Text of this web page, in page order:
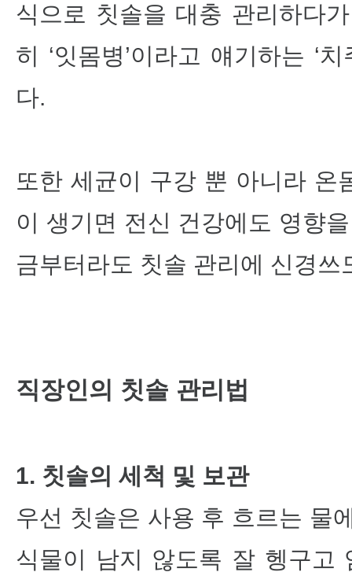
식으로 칫솔을 대충 관리하다
히 ‘잇몸병’이라고 얘기하는 ‘치
다.
또한 세균이 구강 뿐 아니라 온
이 생기면 전신 건강에도 영향
금부터라도 칫솔 관리에 신경쓰
직장인의 칫솔 관리법
1. 칫솔의 세척 및 보관
우선 칫솔은 사용 후 흐르는 물
식물이 남지 않도록 잘 헹구고